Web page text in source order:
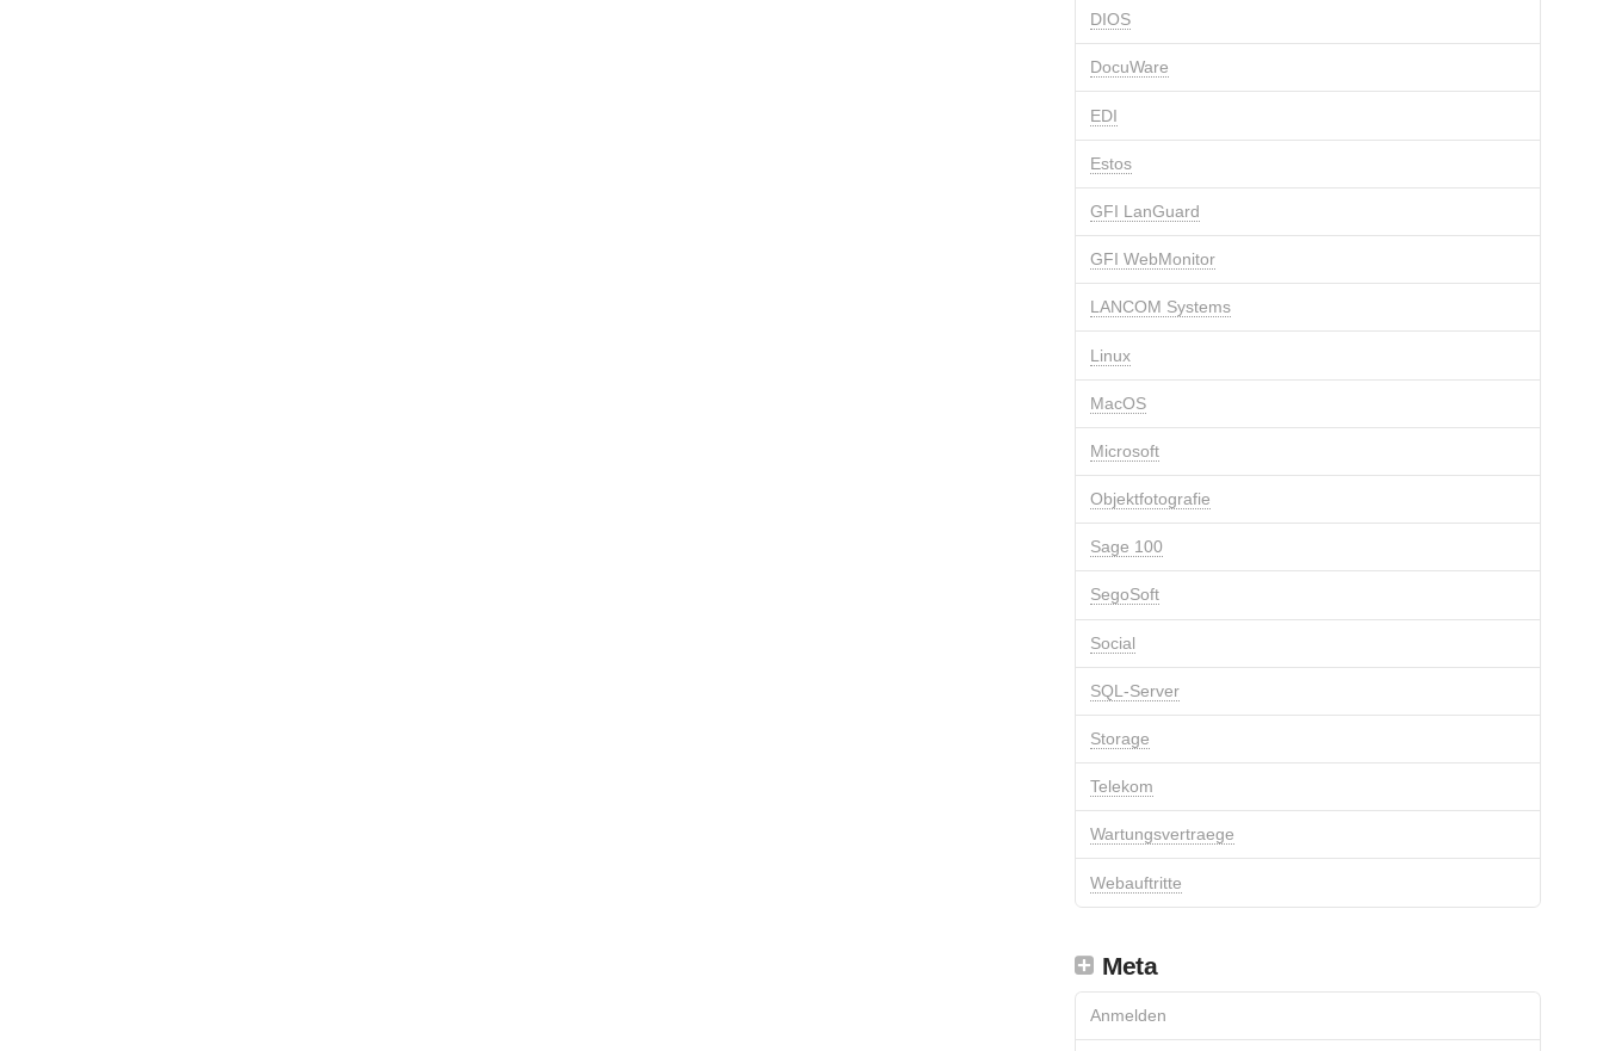
DIOS
DocuWare
EDI
Estos
GFI LanGuard
GFI WebMonitor
LANCOM Systems
Linux
MacOS
Microsoft
Objektfotografie
Sage 100
SegoSoft
Social
SQL-Server
Storage
Telekom
Wartungsvertraege
Webauftritte
Meta
Anmelden